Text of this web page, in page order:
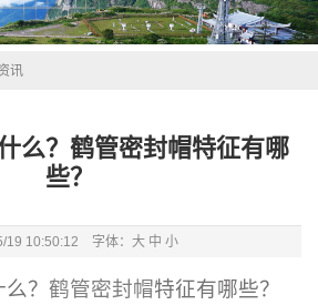
讯
么？鹤管密封帽特征有哪
些？
19 10:50:12 字体： 大 中 小
？ 鹤管密封帽特征有哪些？